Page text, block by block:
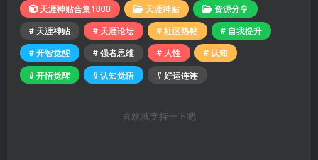
天涯神贴合集1000 天涯神贴
资源分享
# 天涯神贴
# 天涯论坛 # 社区热帖
# 自我提升
# 开智觉醒
# 强者思维 # 人性
# 认知
# 开悟觉醒
# 认知觉悟 # 好运连连
喜欢就支持一下吧